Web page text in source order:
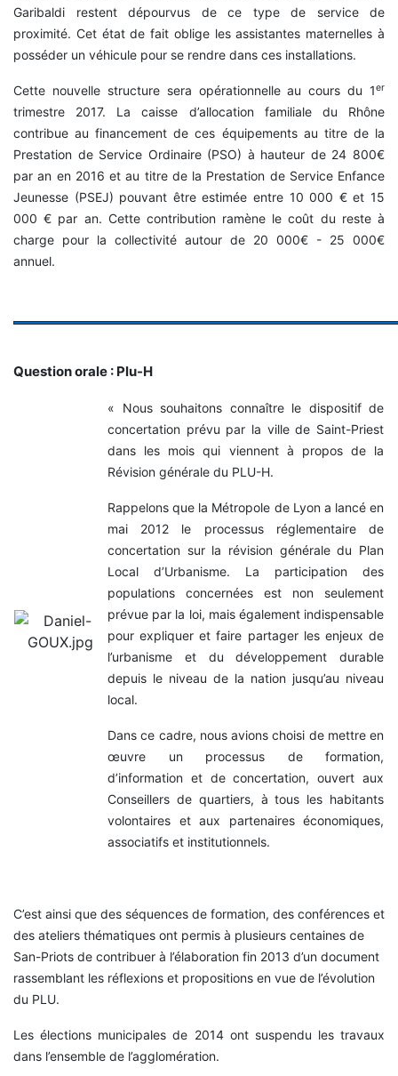
Garibaldi restent dépourvus de ce type de service de
proximité. Cet état de fait oblige les assistantes maternelles à
posséder un véhicule pour se rendre dans ces installations.
Cette nouvelle structure sera opérationnelle au cours du 1er
trimestre 2017. La caisse d’allocation familiale du Rhône
contribue au financement de ces équipements au titre de la
Prestation de Service Ordinaire (PSO) à hauteur de 24 800€
par an en 2016 et au titre de la Prestation de Service Enfance
Jeunesse (PSEJ) pouvant être estimée entre 10 000 € et 15
000 € par an. Cette contribution ramène le coût du reste à
charge pour la collectivité autour de 20 000€ - 25 000€
annuel.
Question orale : Plu-H
« Nous souhaitons connaître le dispositif de
concertation prévu par la ville de Saint-Priest
dans les mois qui viennent à propos de la
Révision générale du PLU-H.
Rappelons que la Métropole de Lyon a lancé en
mai 2012 le processus réglementaire de
concertation sur la révision générale du Plan
Local d’Urbanisme. La participation des
populations concernées est non seulement
prévue par la loi, mais également indispensable
pour expliquer et faire partager les enjeux de
l’urbanisme et du développement durable
depuis le niveau de la nation jusqu’au niveau
local.
Dans ce cadre, nous avions choisi de mettre en
œuvre un processus de formation,
d’information et de concertation, ouvert aux
Conseillers de quartiers, à tous les habitants
volontaires et aux partenaires économiques,
associatifs et institutionnels.
C’est ainsi que des séquences de formation, des conférences et
des ateliers thématiques ont permis à plusieurs centaines de
San-Priots de contribuer à l’élaboration fin 2013 d’un document
rassemblant les réflexions et propositions en vue de l’évolution
du PLU.
Les élections municipales de 2014 ont suspendu les travaux
dans l’ensemble de l’agglomération.